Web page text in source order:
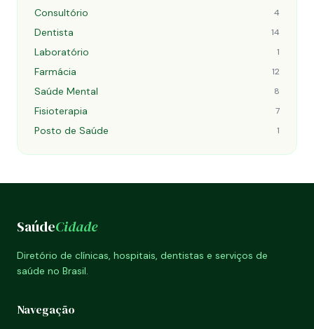
Consultório 4
Dentista 14
Laboratório 1
Farmácia 12
Saúde Mental 8
Fisioterapia 7
Posto de Saúde 1
SaúdeCidade
Diretório de clínicas, hospitais, dentistas e serviços de
saúde no Brasil.
Navegação